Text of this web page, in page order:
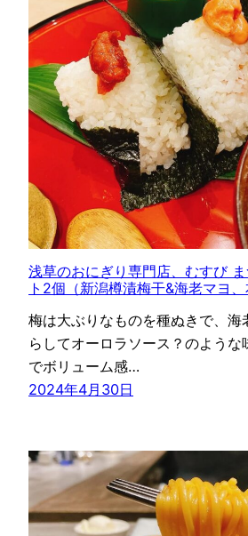
浅草のおにぎり専門店、むすび
ト2個（新潟樽漬梅干&海老マヨ、
梅は大ぶりなものを種ぬきで、海
らしてオーロラソース？のような
でボリューム感…
2024年4月30日